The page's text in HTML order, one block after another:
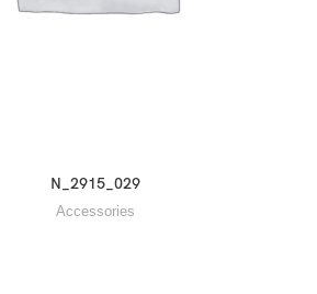
N_2915_029
Accessories